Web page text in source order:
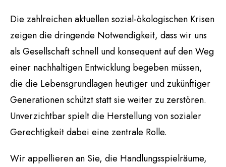
Die zahlreichen aktuellen sozial-ökologischen Krisen
zeigen die dringende Notwendigkeit, dass wir uns
als Gesellschaft schnell und konsequent auf den Weg
einer nachhaltigen Entwicklung begeben müssen,
die die Lebensgrundlagen heutiger und zukünftiger
Generationen schützt statt sie weiter zu zerstören.
Unverzichtbar spielt die Herstellung von sozialer
Gerechtigkeit dabei eine zentrale Rolle.
Wir appellieren an Sie, die Handlungsspielräume,